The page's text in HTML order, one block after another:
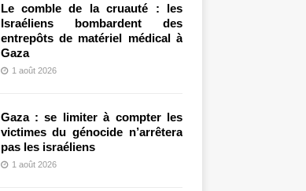
Le comble de la cruauté : les
Israéliens bombardent des
entrepôts de matériel médical à
Gaza
1 août 2026
Gaza : se limiter à compter les
victimes du génocide n’arrêtera
pas les israéliens
1 août 2026